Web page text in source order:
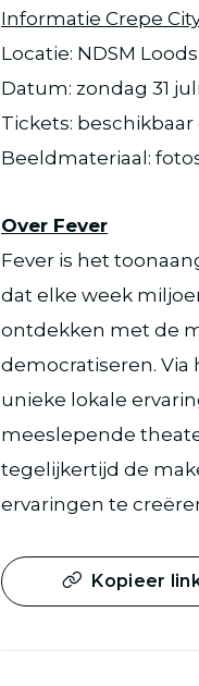
Informatie Crepe
Locatie: NDSM
Datum: zondag 31 juli
Tickets:
Beeldmateriaal:
Over Fever
Fever is het
dat elke week
ontdekken met de
democratiseren.
unieke lokale
meeslepende
tegelijkertijd de
ervaringen te
Kopieer